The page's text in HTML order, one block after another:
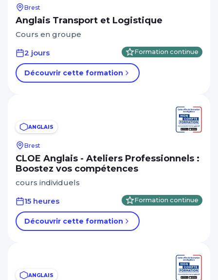
Brest
Anglais Transport et Logistique
Cours en groupe
2 jours
Formation continue
Découvrir cette formation
ANGLAIS
Brest
CLOE Anglais - Ateliers Professionnels :
Boostez vos compétences
cours individuels
15 heures
Formation continue
Découvrir cette formation
ANGLAIS